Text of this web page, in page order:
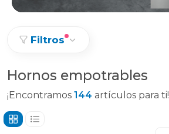
Filtros
Hornos empotrables
¡Encontramos 144 artículos para ti!